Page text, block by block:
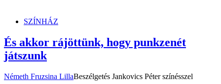
SZÍNHÁZ
És akkor rájöttünk, hogy punkzenét
játszunk
Németh Fruzsina LillaBeszélgetés Jankovics Péter színésszel